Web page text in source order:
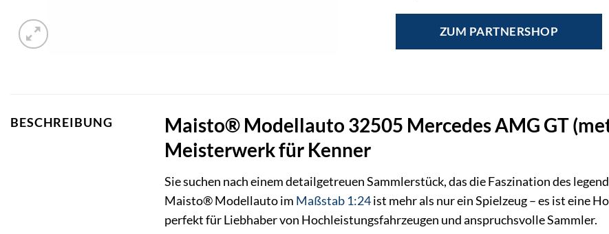
ZUM PARTNERSHOP
BESCHREIBUNG
Maisto® Modellauto 32505 Mercedes AMG GT
Meisterwerk für Kenner
Sie suchen nach einem detailgetreuen Sammlerstück, das die Faszination des
Maisto® Modellauto im Maßstab 1:24ist mehr als nur ein Spielzeug – es ist eine
perfekt für Liebhaber von Hochleistungsfahrzeugen und anspruchsvolle Sammler.